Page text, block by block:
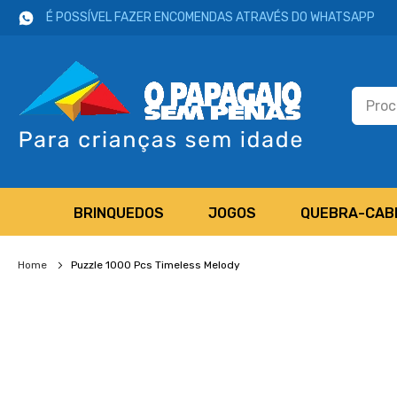
É POSSÍVEL FAZER ENCOMENDAS ATRAVÉS DO WHATSAPP
BRINQUEDOS JOGOS QUEBRA-
Home Puzzle 1000 Pcs Timeless Melody